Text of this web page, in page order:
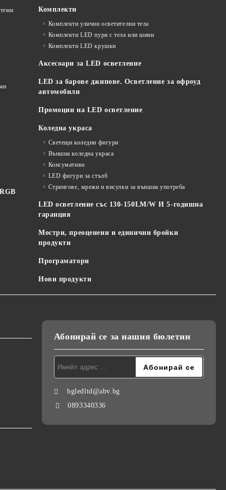
Комплекти
Комплекти улични осветителни тела
Комплекти LED пури с тела или шини
Комплекти LED крушки
Аксесоари за LED осветление
LED за барове джипове. Осветление за офроуд
автомобили
Промоции на LED осветление
Коледна украса
Светещи коледни фигури
Външна коледна украса
Консумативи
LED фигури за стълб
Стрингове, мрежи и висулки за външна употреба
LED осветление със 130-150LM/W И 5-годишна
гаранция
Мостри, преоценени и единични бройки
продукти
Програматори
Нови продукти
Абонирай се за нашия бюлетин
bgledltd@abv.bg
0893340336